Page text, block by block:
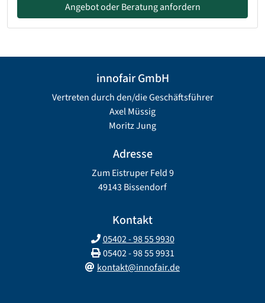
Angebot oder Beratung anfordern
innofair GmbH
Vertreten durch den/die Geschäftsführer
Axel Müssig
Moritz Jung
Adresse
Zum Eistruper Feld 9
49143 Bissendorf
Kontakt
05402 - 98 55 9930
05402 - 98 55 9931
kontakt@innofair.de